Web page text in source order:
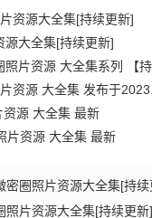
资源大全集[持续更新]
源大全集[持续更新]
片资源 大全集系列 【持
资源 大全集 发布于
源 大全集 最新
片资源 大全集 最新
密圈照片资源大全集[持续
照片资源大全集[持续更新]